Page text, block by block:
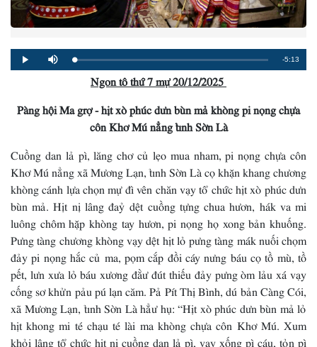
Play Mute Loaded:
0%
Progress:
0%
Remaining
-5:13
Ngon tô thứ 7 mự 20/12/2025
Pàng hội Ma grợ - hịt xò phúc dưn bùn mả khòng pi nọng chựa
côn Khơ Mú nẳng tỉnh Sờn Là
Cuồng dan lả pì, lăng chơ củ lẹo mua nham, pi nọng chựa côn
Khơ Mú nẳng xã Mương Lạn, tỉnh Sờn Là cọ khặn khang chương
khòng cánh lựa chọn mự đì vên chăn vạy tổ chức hịt xò phúc dưn
bùn mả. Hịt nị lâng đaỷ dệt cuồng tựng chua hươn, hák va mi
luông chôm hặp khòng tay hươn, pi nọng họ xong bản khuống.
Pưng tàng chương khòng vạy dệt hịt lỏ pưng tàng mák nuối chọm
đảy pi nọng hắc củ ma, pọm cắp đồi cáy nưng báu cọ tồ mù, tồ
pết, lưn xưa lỏ báu xương đằư đút thiếu đảy pưng òm lảu xá vạy
cống sơ khửn pảu pú lạn căm. Pả Pít Thị Bình, dú bản Càng Cói,
xã Mương Lạn, tỉnh Sờn Là hẳư hụ: “Hịt xò phúc dưn bùn mả lỏ
hịt khong mi té chạu té lài ma khòng chựa côn Khơ Mú. Xum
khỏi lâng tổ chức hịt nị cuồng dan lả pì, vạy xống pì cáu, tỏn pì